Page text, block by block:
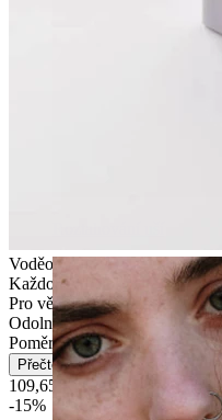
Voděodolný
Každodenní nošení
Pro většinu typů pokožky
Odolný
Poměrně snadné
Přečtěte si více
109,65 Kč129,00 Kč
-15%